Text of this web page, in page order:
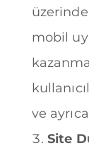
mobil
ve
Site